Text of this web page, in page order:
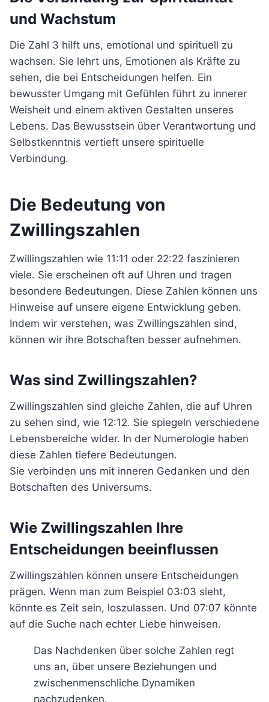
und Wachstum
Die Zahl 3 hilft uns, emotional und spirituell zu
wachsen. Sie lehrt uns, Emotionen als Kräfte zu
sehen, die bei Entscheidungen helfen. Ein
bewusster Umgang mit Gefühlen führt zu innerer
Weisheit und einem aktiven Gestalten unseres
Lebens. Das Bewusstsein über Verantwortung und
Selbstkenntnis vertieft unsere spirituelle
Verbindung.
Die Bedeutung von
Zwillingszahlen
Zwillingszahlen wie 11:11 oder 22:22 faszinieren
viele. Sie erscheinen oft auf Uhren und tragen
besondere Bedeutungen. Diese Zahlen können uns
Hinweise auf unsere eigene Entwicklung geben.
Indem wir verstehen, was Zwillingszahlen sind,
können wir ihre Botschaften besser aufnehmen.
Was sind Zwillingszahlen?
Zwillingszahlen sind gleiche Zahlen, die auf Uhren
zu sehen sind, wie 12:12. Sie spiegeln verschiedene
Lebensbereiche wider. In der Numerologie haben
diese Zahlen tiefere Bedeutungen.
Sie verbinden uns mit inneren Gedanken und den
Botschaften des Universums.
Wie Zwillingszahlen Ihre
Entscheidungen beeinflussen
Zwillingszahlen können unsere Entscheidungen
prägen. Wenn man zum Beispiel 03:03 sieht,
könnte es Zeit sein, loszulassen. Und 07:07 könnte
auf die Suche nach echter Liebe hinweisen.
Das Nachdenken über solche Zahlen regt
uns an, über unsere Beziehungen und
zwischenmenschliche Dynamiken
nachzudenken.